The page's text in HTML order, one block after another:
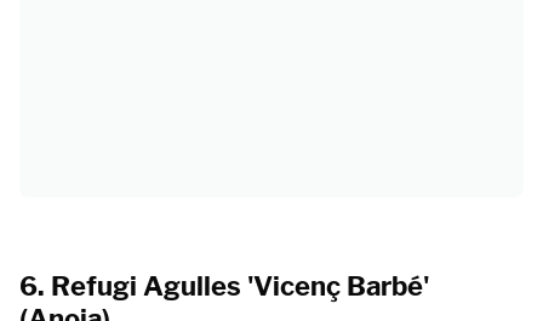
6. Refugi Agulles 'Vicenç Barbé'